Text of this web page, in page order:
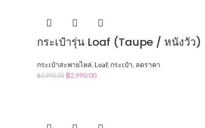
กระเป๋ารุ่น Loaf (Taupe / หนังวัว)
กระเป๋าสะพายไหล่, Loaf, กระเป๋า, ลดราคา
฿3,990.00 ฿2,990.00